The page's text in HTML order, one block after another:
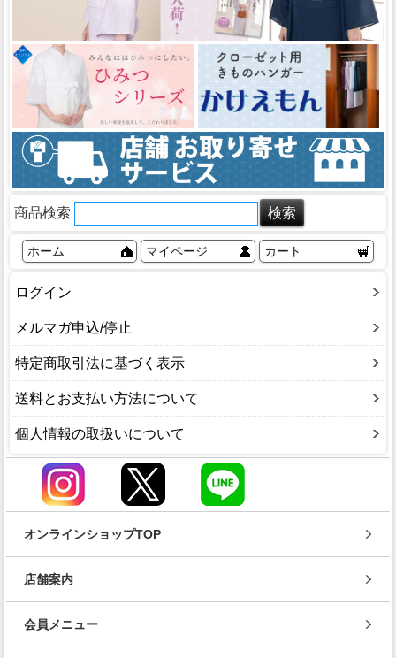
商品検索
ホーム マイページ カート
ログイン
メルマガ申込/停止
特定商取引法に基づく表示
送料とお支払い方法について
個人情報の取扱いについて
オンラインショップTOP
店舗案内
会員メニュー